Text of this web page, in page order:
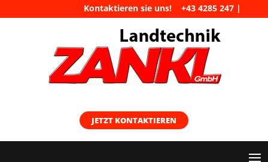
Kontaktieren sie uns!+43 4285 247 |
maschinen@landtechnik-zankl.at
JETZT KONTAKTIEREN